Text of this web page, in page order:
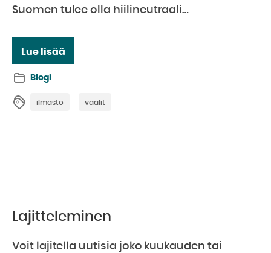
Suomen tulee olla hiilineutraali…
Lue lisää
Blogi
ilmasto vaalit
Lajitteleminen
Voit lajitella uutisia joko kuukauden tai